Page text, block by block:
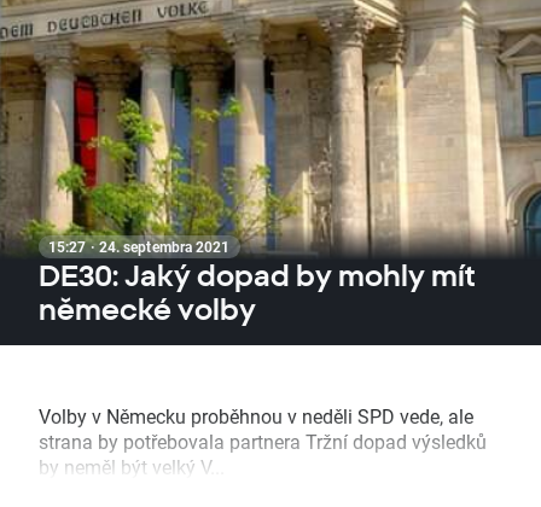
15:27 · 24. septembra 2021
DE30: Jaký dopad by mohly mít
německé volby
Volby v Německu proběhnou v neděli SPD vede, ale
strana by potřebovala partnera Tržní dopad výsledků
by neměl být velký V...